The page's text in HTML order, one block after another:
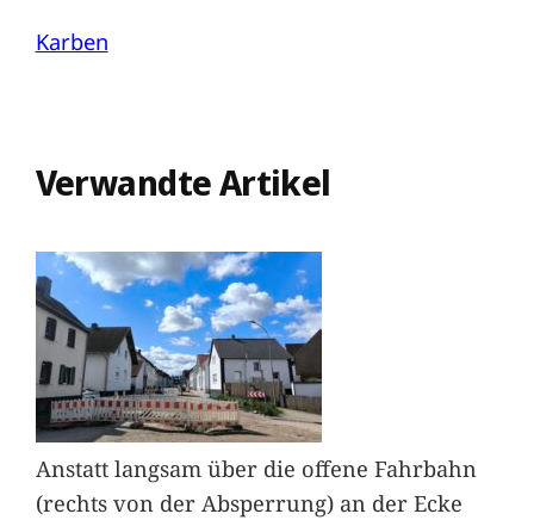
Karben
Verwandte Artikel
Anstatt langsam über die offene Fahrbahn
(rechts von der Absperrung) an der Ecke